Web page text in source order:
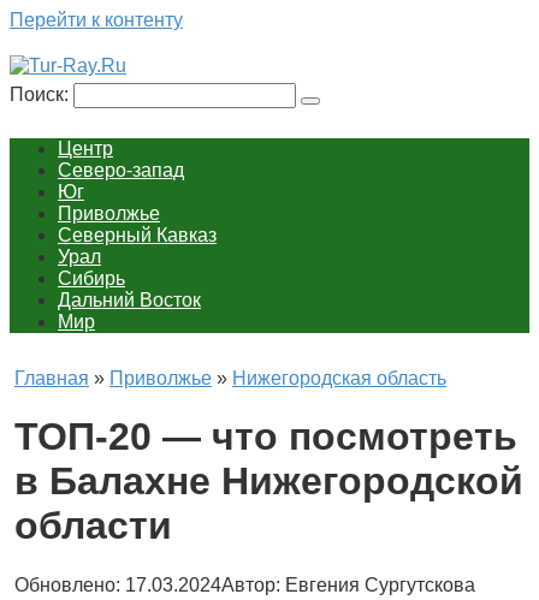
Перейти к контенту
Поиск:
Центр
Северо-запад
Юг
Приволжье
Северный Кавказ
Урал
Сибирь
Дальний Восток
Мир
Главная » Приволжье » Нижегородская область
ТОП-20 — что посмотреть
в Балахне Нижегородской
области
Обновлено: 17.03.2024Автор: Евгения Сургутскова